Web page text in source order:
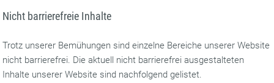
Nicht barrierefreie Inhalte
Trotz unserer Bemühungen sind einzelne Bereiche unserer Website
nicht barrierefrei. Die aktuell nicht barrierefrei ausgestalteten
Inhalte unserer Website sind nachfolgend gelistet.